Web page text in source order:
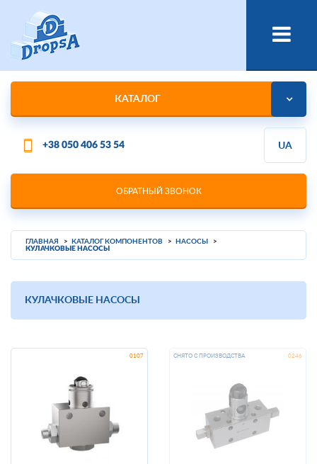
КАТАЛОГ
+38 050 406 53 54
ОБРАТНЫЙ ЗВОНОК
UA
ГЛАВНАЯ КАТАЛОГ КОМПОНЕНТОВ
НАСОСЫ
КУЛАЧКОВЫЕ НАСОСЫ
КУЛАЧКОВЫЕ НАСОСЫ